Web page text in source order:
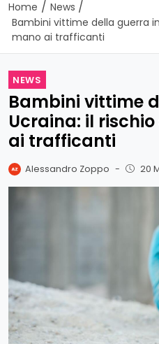
Home / News /
Bambini vittime della guerra
mano ai trafficanti
NEWS
Bambini vittime
Ucraina: il
ai trafficanti
Alessandro Zoppo - 20